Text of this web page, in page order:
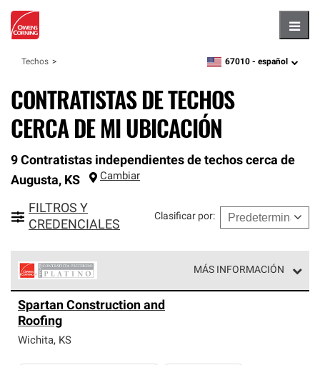
Techos zipcode, language
67010 - español
CONTRATISTAS DE TECHOS
CERCA DE MI UBICACIÓN
9 Contratistas independientes de techos cerca de
Augusta, KS Cambiar
FILTROS Y
CREDENCIALES
Clasificar por:
MÁS INFORMACIÓN
Corning constituyen el nivel superior de nuestra red
exclusiva y cumplen con estándares estrictos de
profesionalismo, confiabilidad y destreza incomparable.
Spartan Construction and
Roofing
Wichita, KS